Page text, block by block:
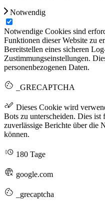
Notwendig
Notwendige Cookies sind
Funktionen dieser Website zu
Bereitstellen eines sicheren
Zustimmungseinstellungen.
personenbezogenen Daten.
_GRECAPTCHA
Dieses Cookie wird
Bots zu unterscheiden. Dies
zuverlässige Berichte über die
können.
180 Tage
google.com
_grecaptcha